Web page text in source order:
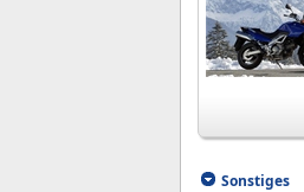
Sonstiges